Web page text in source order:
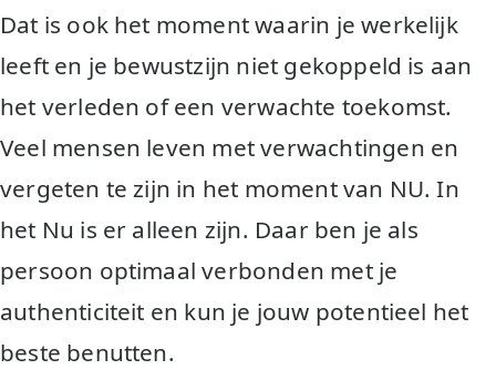
Dat is ook het moment waarin je werkelijk
leeft en je bewustzijn niet gekoppeld is aan
het verleden of een verwachte toekomst.
Veel mensen leven met verwachtingen en
vergeten te zijn in het moment van NU. In
het Nu is er alleen zijn. Daar ben je als
persoon optimaal verbonden met je
authenticiteit en kun je jouw potentieel het
beste benutten.